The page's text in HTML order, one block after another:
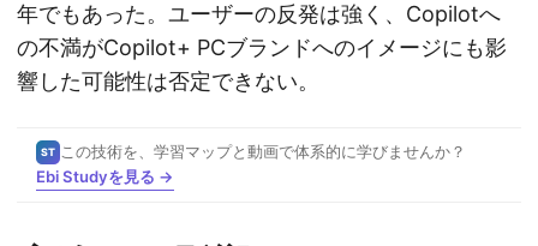
年でもあった。ユーザーの反発は強く、Copilotへ
の不満がCopilot+ PCブランドへのイメージにも影
響した可能性は否定できない。
ST この技術を、学習マップと動画で体系的に学びませんか？
Ebi Studyを見る →